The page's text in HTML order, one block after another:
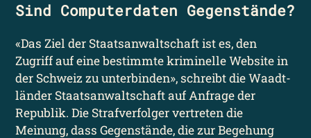
Sind Computer­daten Gegenstände?
«Das Ziel der Staats­anwaltschaft ist es, den
Zugriff auf eine bestimmte kriminelle Website in
der Schweiz zu unterbinden», schreibt die Waadt­
länder Staats­anwaltschaft auf Anfrage der
Republik. Die Strafverfolger vertreten die
Meinung, dass Gegenstände, die zur Begehung